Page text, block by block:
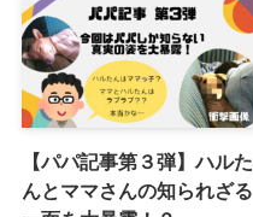
【パパ記事第３弾】ハルた
んとママさんの知られざる